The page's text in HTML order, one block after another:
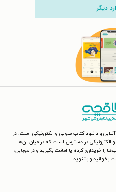
دیگر
و دانلود کتاب صوتی و الکترونیکی است. در
الکترونیکی در دسترس است که در میان آن‌ها
را خریداری کرده یا امانت بگیرید و در موبایل،
بخوانید و بشنوید.